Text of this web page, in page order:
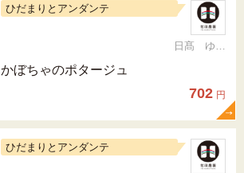
ひだまりとアンダンテ
日髙 ゆかり
かぼちゃのポタージュ
702 円
ひだまりとアンダンテ